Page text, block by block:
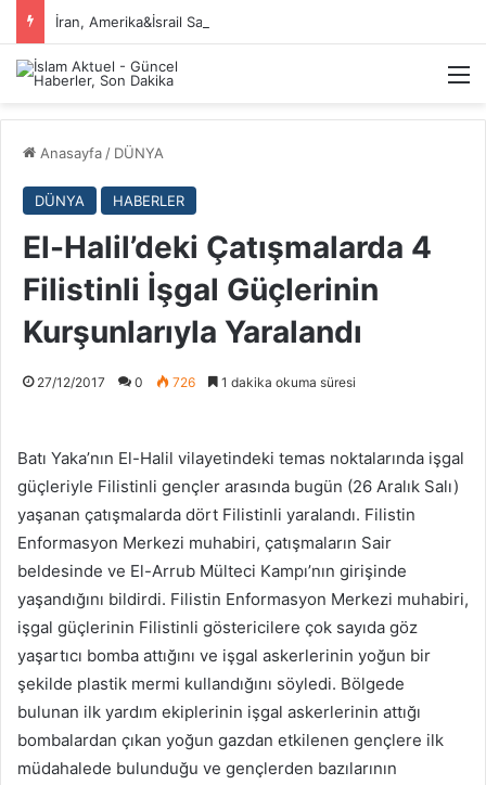
İran, Amerika&İsrail Savaşı Hakkında
Anasayfa / DÜNYA
DÜNYA HABERLER
El-Halil’deki Çatışmalarda 4
Filistinli İşgal Güçlerinin
Kurşunlarıyla Yaralandı
27/12/2017 0 726 1 dakika okuma süresi
Batı Yaka’nın El-Halil vilayetindeki temas noktalarında işgal
güçleriyle Filistinli gençler arasında bugün (26 Aralık Salı)
yaşanan çatışmalarda dört Filistinli yaralandı. Filistin
Enformasyon Merkezi muhabiri, çatışmaların Sair
beldesinde ve El-Arrub Mülteci Kampı’nın girişinde
yaşandığını bildirdi. Filistin Enformasyon Merkezi muhabiri,
işgal güçlerinin Filistinli göstericilere çok sayıda göz
yaşartıcı bomba attığını ve işgal askerlerinin yoğun bir
şekilde plastik mermi kullandığını söyledi. Bölgede
bulunan ilk yardım ekiplerinin işgal askerlerinin attığı
bombalardan çıkan yoğun gazdan etkilenen gençlere ilk
müdahalede bulunduğu ve gençlerden bazılarının